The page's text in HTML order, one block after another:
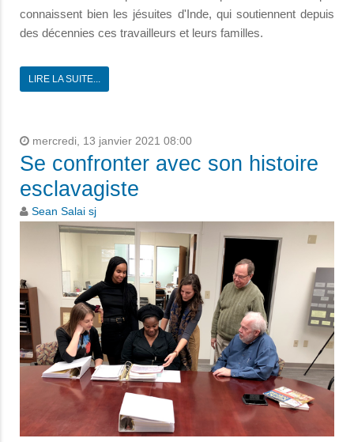
connaissent bien les jésuites d'Inde, qui soutiennent depuis
des décennies ces travailleurs et leurs familles.
LIRE LA SUITE...
mercredi, 13 janvier 2021 08:00
Se confronter avec son histoire
esclavagiste
Sean Salai sj